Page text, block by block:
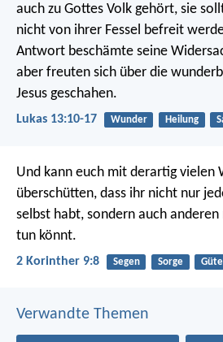
auch zu Gottes Volk gehört, sie
nicht von ihrer Fessel befreit
Antwort beschämte seine
aber freuten sich über die
Jesus geschahen.
Lukas 13:10-17 Wunder Heilung
Und kann euch mit derartig vielen
überschütten, dass ihr nicht nur
selbst habt, sondern auch
tun könnt.
2 Korinther 9:8 Segen Sorge Güte
Verwandte Themen